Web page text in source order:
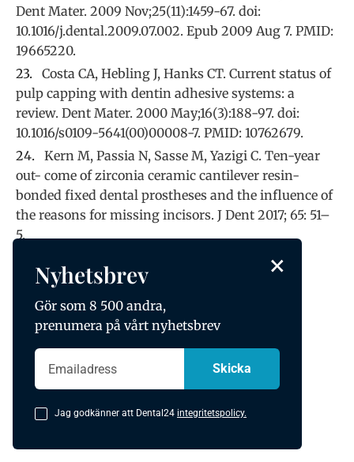
Dent Mater. 2009 Nov;25(11):1459-67. doi:
10.1016/j.dental.2009.07.002. Epub 2009 Aug 7. PMID:
19665220.
Costa CA, Hebling J, Hanks CT. Current status of
pulp capping with dentin adhesive systems: a
review. Dent Mater. 2000 May;16(3):188-97. doi:
10.1016/s0109-5641(00)00008-7. PMID: 10762679.
Kern M, Passia N, Sasse M, Yazigi C. Ten-year
out- come of zirconia ceramic cantilever resin-
bonded fixed dental prostheses and the influence of
the reasons for missing incisors. J Dent 2017; 65: 51–
5.
×
Nyhetsbrev
Gör som 8 500 andra,
prenumera på vårt nyhetsbrev
Jag godkänner att Dental24 integritetspolicy.